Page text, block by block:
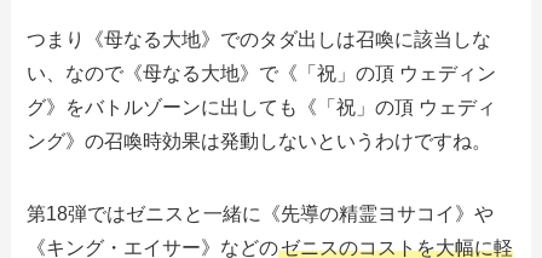
つまり《母なる大地》でのタダ出しは召喚に該当しな
い、なので《母なる大地》で《「祝」の頂 ウェディン
グ》をバトルゾーンに出しても《「祝」の頂 ウェディ
ング》の召喚時効果は発動しないというわけですね。
第18弾ではゼニスと一緒に《先導の精霊ヨサコイ》や
《キング・エイサー》などのゼニスのコストを大幅に軽